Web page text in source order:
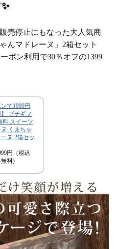
売停止にもなった大人気商
んマドレーヌ」2箱セット
ポン利用で30％オフの1399
ンで1999円
プチギフ
料 スイーツ
くまちゃ
ヌ 2箱セッ
円（税込
料)